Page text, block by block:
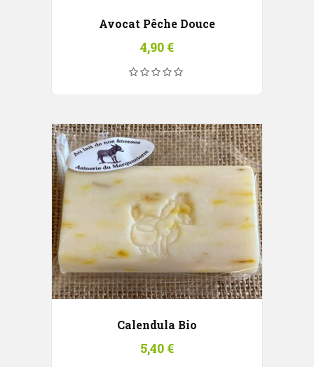
Avocat Pêche Douce
4,90 €
Calendula Bio
5,40 €